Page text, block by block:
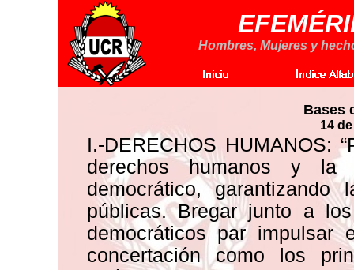
Hombres, Mujeres y
Bases
14
I.-DERECHOS HUMANOS:
derechos humanos y la
democrático,
públicas. Bregar junto a
democráticos par
concertación como los